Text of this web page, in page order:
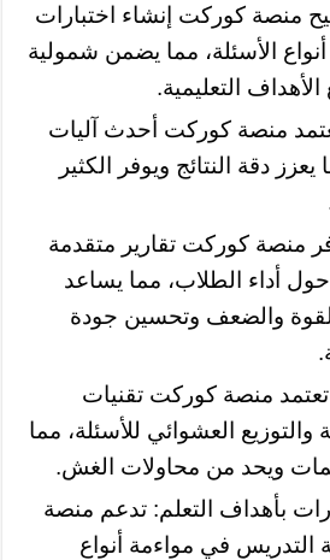
منصة كوركت إنشاء اختبارات
الأسئلة، مما يضمن شمولية
الأهداف التعليمية.
منصة كوركت أحدث آليات
يعزز دقة النتائج ويوفر الكثير
منصة كوركت تقارير متقدمة
أداء الطلاب، مما يساعد
والضعف وتحسين جودة
منصة كوركت تقنيات
والتوزيع العشوائي للأسئلة، مما
ويحد من محاولات الغش.
بأهداف التعلم: تدعم منصة
التدريس في مواءمة أنواع